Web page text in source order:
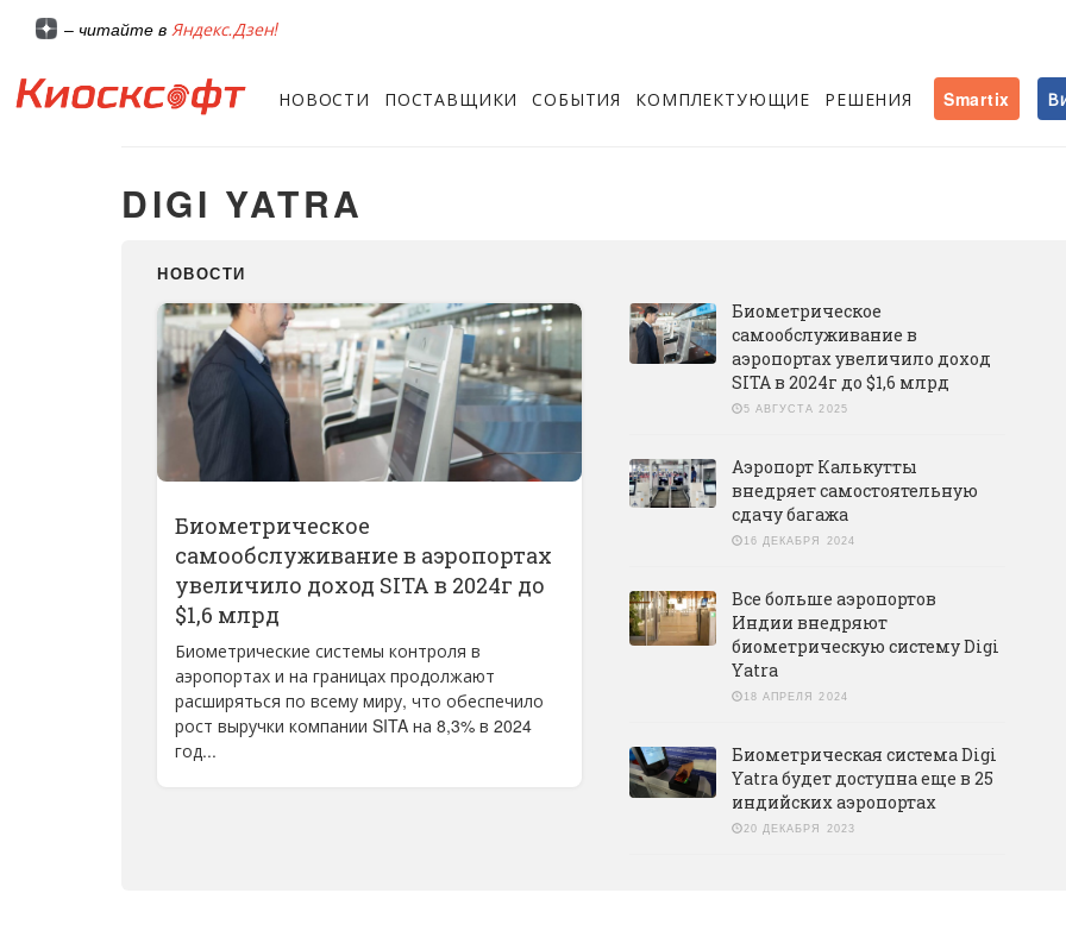
– читайте в Яндекс.Дзен!
НОВОСТИ ПОСТАВЩИКИ СОБЫТИЯ КОМПЛЕКТУЮЩИЕ РЕШЕНИЯ Smartix
DIGI YATRA
НОВОСТИ
Биометрическое
самообслуживание в аэропортах
увеличило доход SITA в 2024г до
$1,6 млрд
Биометрические системы контроля в
аэропортах и на границах продолжают
расширяться по всему миру, что обеспечило
рост выручки компании SITA на 8,3% в 2024
год...
Биометрическое
самообслуживание в
аэропортах увеличило доход
SITA в 2024г до $1,6 млрд
5 АВГУСТА 2025
Аэропорт Калькутты
внедряет самостоятельную
сдачу багажа
16 ДЕКАБРЯ 2024
Все больше аэропортов
Индии внедряют
биометрическую систему Digi
Yatra
18 АПРЕЛЯ 2024
Биометрическая система Digi
Yatra будет доступна еще в 25
индийских аэропортах
20 ДЕКАБРЯ 2023